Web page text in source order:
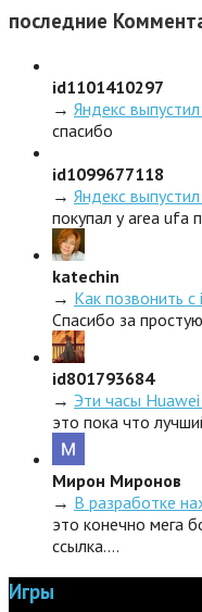
последние
id1101410297
→ Яндекс
спасибо
id1099677118
→ Яндекс
покупал у area ufa
katechin
→ Как позвонить
Спасибо за
id801793684
→ Эти часы
это пока что
Мирон Миронов
→ В разработке
это конечно мега
ссылка.…
Игры